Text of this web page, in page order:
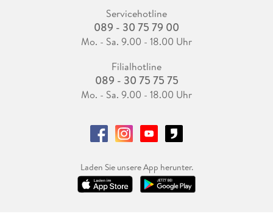
Servicehotline
089 - 30 75 79 00
Mo. - Sa. 9.00 - 18.00 Uhr
Filialhotline
089 - 30 75 75 75
Mo. - Sa. 9.00 - 18.00 Uhr
Laden Sie unsere App herunter.